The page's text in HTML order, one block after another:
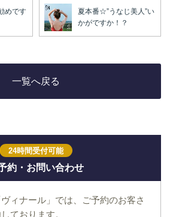
めです
夏本番☆”うなじ美人”い
かがですか！？
一覧へ戻る
24時間受付可能
約・お問い合わせ
ィナール」では、ご予約のお客さ
ております。